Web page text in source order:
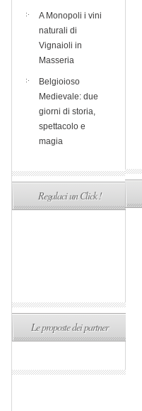
A Monopoli i vini
naturali di
Vignaioli in
Masseria
Belgioioso
Medievale: due
giorni di storia,
spettacolo e
magia
Regalaci un Click !
Le proposte dei partner